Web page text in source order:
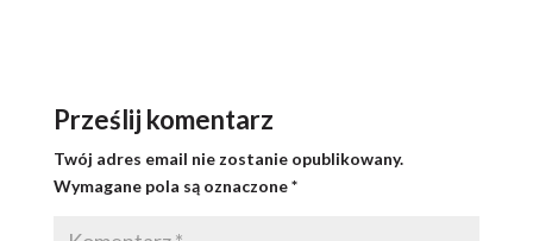
Prześlij komentarz
Twój adres email nie zostanie opublikowany.
Wymagane pola są oznaczone*